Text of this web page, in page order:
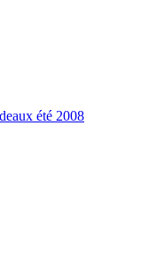
été 2008